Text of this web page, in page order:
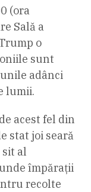
(ora
Sală a
o
sunt
adânci
lumii.
acest fel din
stat joi seară
al
împărații
recolte